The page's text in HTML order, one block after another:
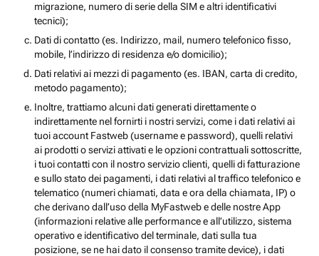
migrazione, numero di serie della SIM e altri identificativi
tecnici);
Dati di contatto (es. Indirizzo, mail, numero telefonico fisso,
mobile, l’indirizzo di residenza e/o domicilio);
Dati relativi ai mezzi di pagamento (es. IBAN, carta di credito,
metodo pagamento);
Inoltre, trattiamo alcuni dati generati direttamente o
indirettamente nel fornirti i nostri servizi, come i dati relativi ai
tuoi account Fastweb (username e password), quelli relativi
ai prodotti o servizi attivati e le opzioni contrattuali sottoscritte,
i tuoi contatti con il nostro servizio clienti, quelli di fatturazione
e sullo stato dei pagamenti, i dati relativi al traffico telefonico e
telematico (numeri chiamati, data e ora della chiamata, IP) o
che derivano dall’uso della MyFastweb e delle nostre App
(informazioni relative alle performance e all’utilizzo, sistema
operativo e identificativo del terminale, dati sulla tua
posizione, se ne hai dato il consenso tramite device), i dati